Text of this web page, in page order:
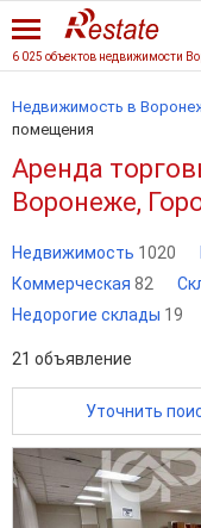
6 025 объектов недвижимости
Недвижимость в
помещения
Аренда
Воронеже,
Недвижимость 1020
Коммерческая 82
Недорогие склады 19
21 объявление
Уточнить